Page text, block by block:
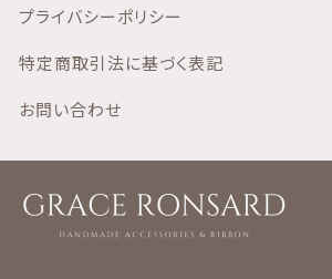
プライバシーポリシー
特定商取引法に基づく表記
お問い合わせ
プライバシーポリシー
特定商取引法に基づく表記